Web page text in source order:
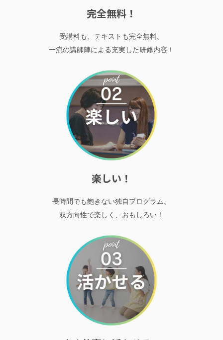
完全無料！
受講料も、テキストも完全無料。
一流の講師陣による充実した研修内容！
楽しい！
長時間でも飽きない独自プログラム。
双方向性で楽しく、おもしろい！